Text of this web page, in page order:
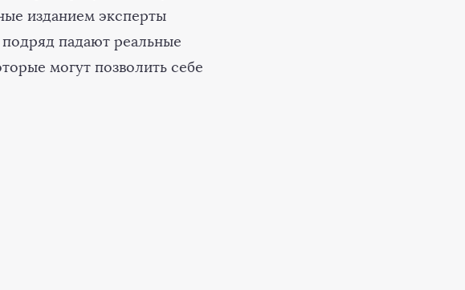
изданием эксперты
падают реальные
могут позволить себе